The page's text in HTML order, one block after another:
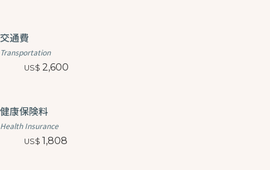
交通費
Transportation
2,600
健康保険料
Health Insurance
1,808